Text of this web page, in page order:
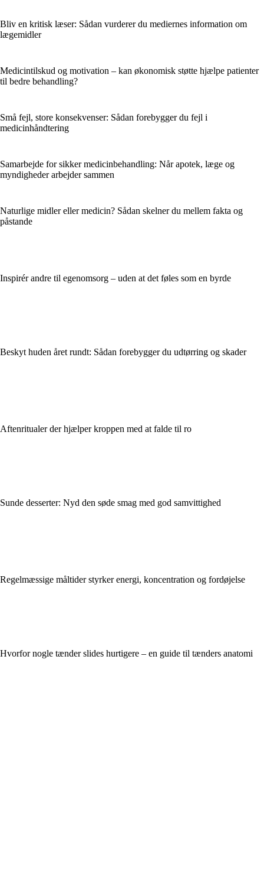
Bliv en kritisk læser: Sådan vurderer du mediernes information om
lægemidler
Medicintilskud og motivation – kan økonomisk støtte hjælpe patienter
til bedre behandling?
Små fejl, store konsekvenser: Sådan forebygger du fejl i
medicinhåndtering
Samarbejde for sikker medicinbehandling: Når apotek, læge og
myndigheder arbejder sammen
Naturlige midler eller medicin? Sådan skelner du mellem fakta og
påstande
Inspirér andre til egenomsorg – uden at det føles som en byrde
Beskyt huden året rundt: Sådan forebygger du udtørring og skader
Aftenritualer der hjælper kroppen med at falde til ro
Sunde desserter: Nyd den søde smag med god samvittighed
Regelmæssige måltider styrker energi, koncentration og fordøjelse
Hvorfor nogle tænder slides hurtigere – en guide til tænders anatomi